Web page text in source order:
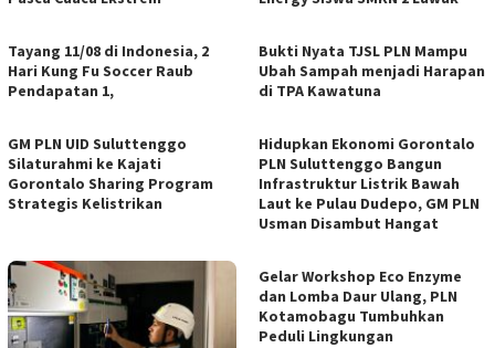
Tayang 11/08 di Indonesia, 2
Hari Kung Fu Soccer Raub
Pendapatan 1,
Bukti Nyata TJSL PLN Mampu
Ubah Sampah menjadi Harapan
di TPA Kawatuna
GM PLN UID Suluttenggo
Silaturahmi ke Kajati
Gorontalo Sharing Program
Strategis Kelistrikan
Hidupkan Ekonomi Gorontalo
PLN Suluttenggo Bangun
Infrastruktur Listrik Bawah
Laut ke Pulau Dudepo, GM PLN
Usman Disambut Hangat
Gelar Workshop Eco Enzyme
dan Lomba Daur Ulang, PLN
Kotamobagu Tumbuhkan
Peduli Lingkungan